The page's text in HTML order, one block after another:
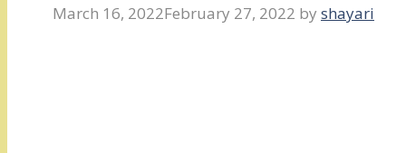
March 16, 2022February 27, 2022 by shayari